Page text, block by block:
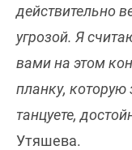
действительно
угрозой. Я
вами на этом
планку, которую
танцуете,
Утяшева.